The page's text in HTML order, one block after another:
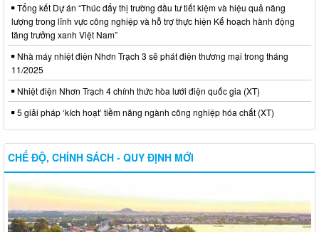
Tổng kết Dự án “Thúc đẩy thị trường đầu tư tiết kiệm và hiệu quả năng
lượng trong lĩnh vực công nghiệp và hỗ trợ thực hiện Kế hoạch hành động
tăng trưởng xanh Việt Nam”
Nhà máy nhiệt điện Nhơn Trạch 3 sẽ phát điện thương mại trong tháng
11/2025
Nhiệt điện Nhơn Trạch 4 chính thức hòa lưới điện quốc gia (XT)
5 giải pháp ‘kích hoạt’ tiềm năng ngành công nghiệp hóa chất (XT)
CHẾ ĐỘ, CHÍNH SÁCH - QUY ĐỊNH MỚI